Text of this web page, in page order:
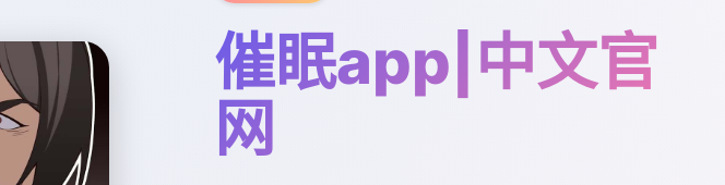
催眠app|中文官
网